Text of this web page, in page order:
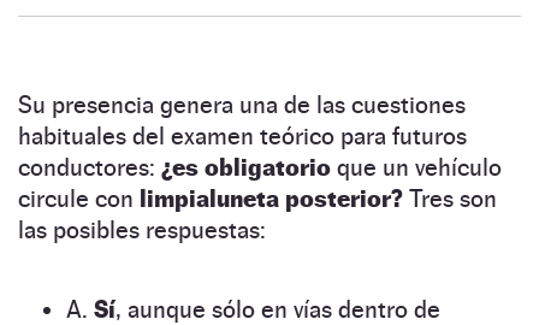
Su presencia genera una de las cuestiones
habituales del examen teórico para futuros
conductores: ¿es obligatorio que un vehículo
circule con limpialuneta posterior? Tres son
las posibles respuestas:
A. Sí, aunque sólo en vías dentro de